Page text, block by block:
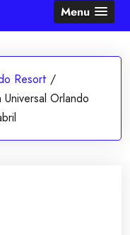
Menu
Resort /
Orlando